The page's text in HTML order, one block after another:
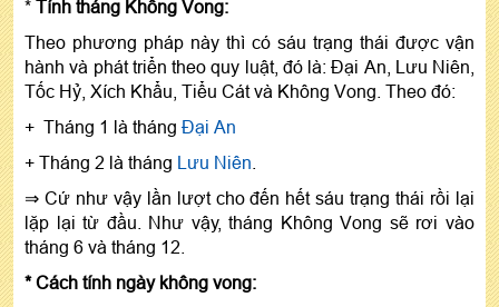
* Tính tháng Không Vong:
Theo phương pháp này thì có sáu trạng thái được vận
hành và phát triển theo quy luật, đó là: Đại An, Lưu Niên,
Tốc Hỷ, Xích Khẩu, Tiểu Cát và Không Vong. Theo đó:
+ Tháng 1 là tháng Đại An
+ Tháng 2 là tháng Lưu Niên
⇒ Cứ như vậy lần lượt cho đến hết sáu trạng thái rồi lại
lặp lại từ đầu. Như vậy, tháng Không Vong sẽ rơi vào
tháng 6 và tháng 12.
* Cách tính ngày không vong: